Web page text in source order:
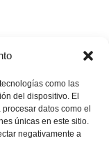
como las
del dispositivo. El
datos como el
únicas en este sitio.
negativamente a
¡Buenas
minuto…